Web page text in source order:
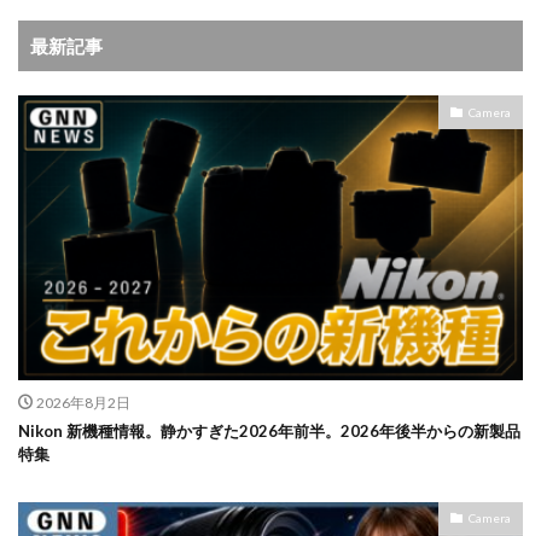
最新記事
Camera
2026年8月2日
Nikon 新機種情報。静かすぎた2026年前半。2026年後半からの新製品
特集
Camera